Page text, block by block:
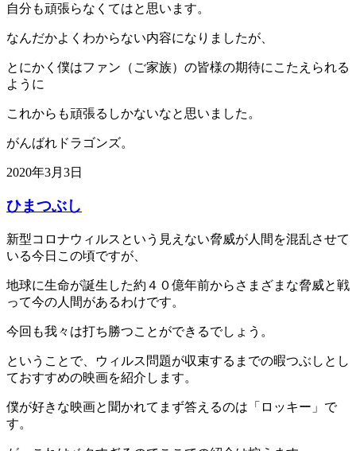
自分も頑張らなくてはと思います。
なんだかよくわからない内容になりましたが、
とにかく僕はファン（ご家族）の皆様の期待にこたえられる
ように
これからも頑張るしかないなと思いました。
がんばれドラゴンズ。
2020年3月3日
ひまつぶし
新型コロナウィルスという見えない脅威が人間を混乱させて
いる今日この頃ですが、
地球に生命が誕生した約４０億年前からさまざまな脅威と戦
って今の人間があるわけです。
今回も我々は打ち勝つことができるでしょう。
ということで、ウィルス問題が収束するまでの暇つぶしとし
ておすすめの映画を紹介します。
僕が好きな映画と聞かれてまず答えるのは「ロッキー」で
す。